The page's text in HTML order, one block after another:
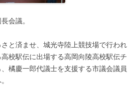
会議。
と済ませ、城光寺陸上競技場で行われ
校駅伝に出場する高岡向陵高校駅伝チ
橘慶一郎代議士を支援する市議会議員